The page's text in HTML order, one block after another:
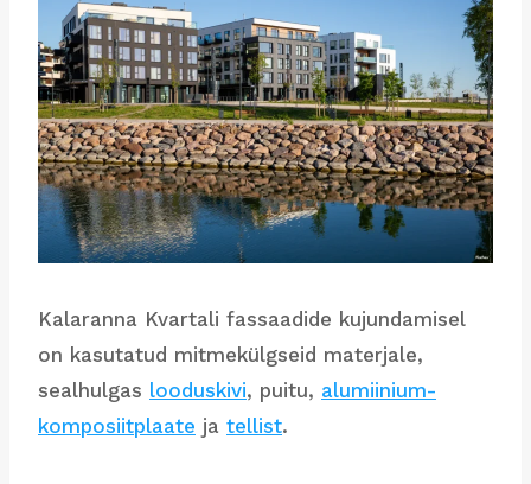
Kalaranna Kvartali fassaadide kujundamisel
on kasutatud mitmekülgseid materjale,
sealhulgas looduskivi, puitu, alumiinium-
komposiitplaate ja tellist.